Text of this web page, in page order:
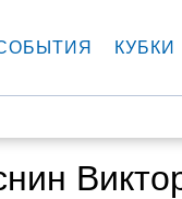
КУБКИ